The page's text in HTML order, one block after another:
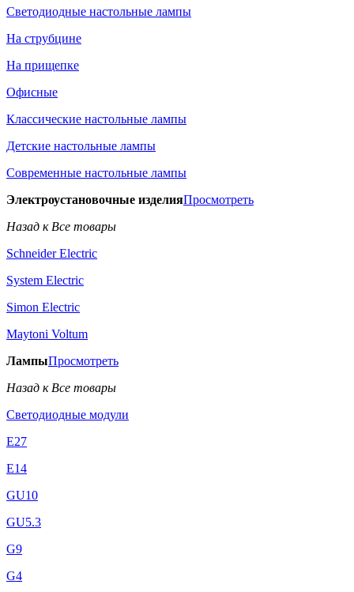
Светодиодные настольные лампы
На струбцине
На прищепке
Офисные
Классические настольные лампы
Детские настольные лампы
Современные настольные лампы
Электроустановочные изделияПросмотреть
Назад к Все товары
Schneider Electric
System Electric
Simon Electric
Maytoni Voltum
ЛампыПросмотреть
Назад к Все товары
Светодиодные модули
E27
E14
GU10
GU5.3
G9
G4